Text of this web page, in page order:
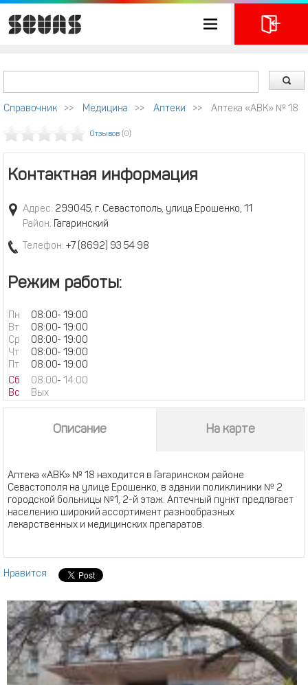
Справочник >> Медицина >> Аптеки >> Аптека «АВК» № 18
Отзывов (0)
Контактная информация
Адрес: 299045, г. Севастополь, улица Ерошенко, 11
Район: Гагаринский
Телефон: +7 (8692) 93 54 98
Режим работы:
Пн 08:00- 19:00
Вт
08:00- 19:00
Ср
08:00- 19:00
Чт
08:00- 19:00
Пт
08:00- 19:00
Сб
08:00- 14:00
Вс
Вых
Описание На карте
Аптека «АВК» № 18 находится в Гагаринском районе
Севастополя на улице Ерошенко, в здании поликлиники № 2
городской больницы №1, 2-й этаж. Аптечный пункт предлагает
населению широкий ассортимент разнообразных
лекарственных и медицинских препаратов.
Нравится